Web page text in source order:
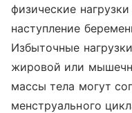
физические
наступление
Избыточные
жировой или
массы тела могут
менструального